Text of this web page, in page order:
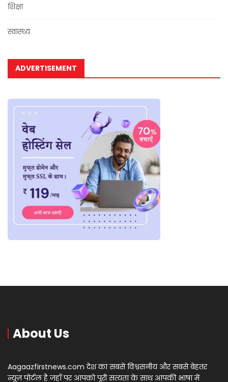
शिक्षा
स्वास्थ्य
ADVERTISEMENT
About Us
Aagaazfirstnews.com देश का सबसे विश्वसनीय और सबसे बेहतर
न्यूज़ पोर्टल है जहाँ पर आपको पूरी सत्यता के साथ आपकी भाषा में